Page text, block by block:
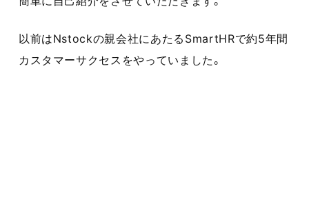
以前はNstockの親会社にあたるSmartHRで約5年間
カスタマーサクセスをやっていました。